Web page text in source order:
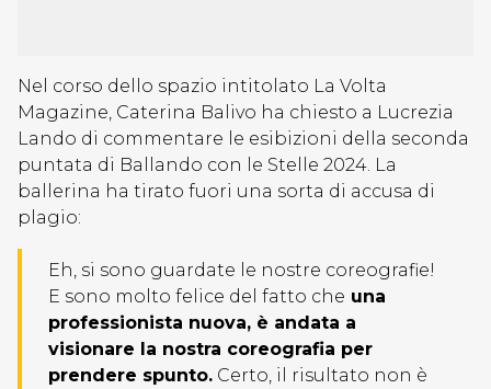
Nel corso dello spazio intitolato La Volta
Magazine, Caterina Balivo ha chiesto a Lucrezia
Lando di commentare le esibizioni della seconda
puntata di Ballando con le Stelle 2024. La
ballerina ha tirato fuori una sorta di accusa di
plagio:
Eh, si sono guardate le nostre coreografie!
E sono molto felice del fatto che una
professionista nuova, è andata a
visionare la nostra coreografia per
prendere spunto. Certo, il risultato non è